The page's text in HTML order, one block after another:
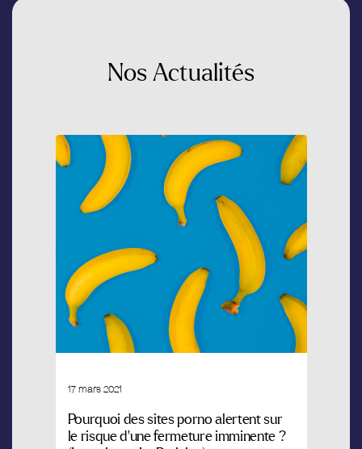
Nos Actualités
17 mars 2021
Pourquoi des sites porno alertent sur
le risque d’une fermeture imminente ?